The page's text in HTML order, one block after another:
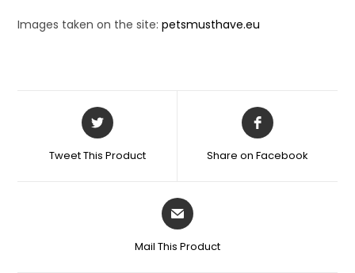
Images taken on the site:petsmusthave.eu
Tweet This Product Share on Facebook
Mail This Product